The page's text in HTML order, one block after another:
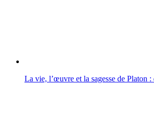
La vie, l’œuvre et la sagesse de Platon